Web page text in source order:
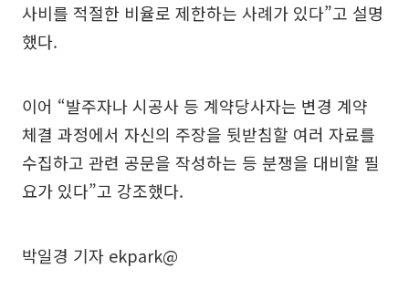
사비를 적절한 비율로 제한하는 사례가 있다”고 설명
했다.
이어 “발주자나 시공사 등 계약당사자는 변경 계약
체결 과정에서 자신의 주장을 뒷받침할 여러 자료를
수집하고 관련 공문을 작성하는 등 분쟁을 대비할 필
요가 있다”고 강조했다.
박일경 기자 ekpark@